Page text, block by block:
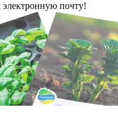
электронную почту!